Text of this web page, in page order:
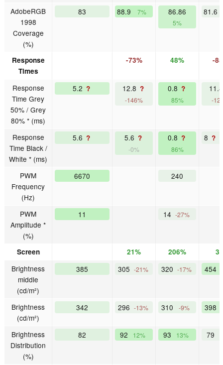
AdobeRGB
1998
Coverage
(%)
83 88.9 7% 86.86
5%
81.6
Response
Times
-73% 48% -
Response
Time Grey
50% / Grey
80% * (ms)
5.2 ? 12.8 ?
-146%
0.8 ?
85% -
Response
Time Black /
White * (ms)
5.6 ? 5.6 ?
-0%
0.8 ?
86%
8 ?
PWM
Frequency
(Hz)
6670 240
PWM
Amplitude *
(%)
11 14 -27%
Screen 21% 206%
Brightness
middle
(cd/m²)
385 305 -21% 320 -17% 454
Brightness
(cd/m²)
342 296 -13% 310 -9% 398
Brightness
Distribution
(%)
82 92 12% 93 13% 79